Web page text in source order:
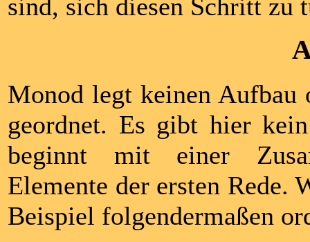
sind, sich diesen Schritt zu
Monod legt keinen Aufbau
geordnet. Es gibt hier
beginnt mit einer
Elemente der ersten Rede.
Beispiel folgendermaßen